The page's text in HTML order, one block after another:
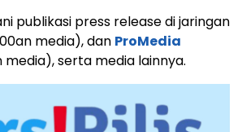
publikasi press release di jaringan
media), dan ProMedia
media), serta media lainnya.